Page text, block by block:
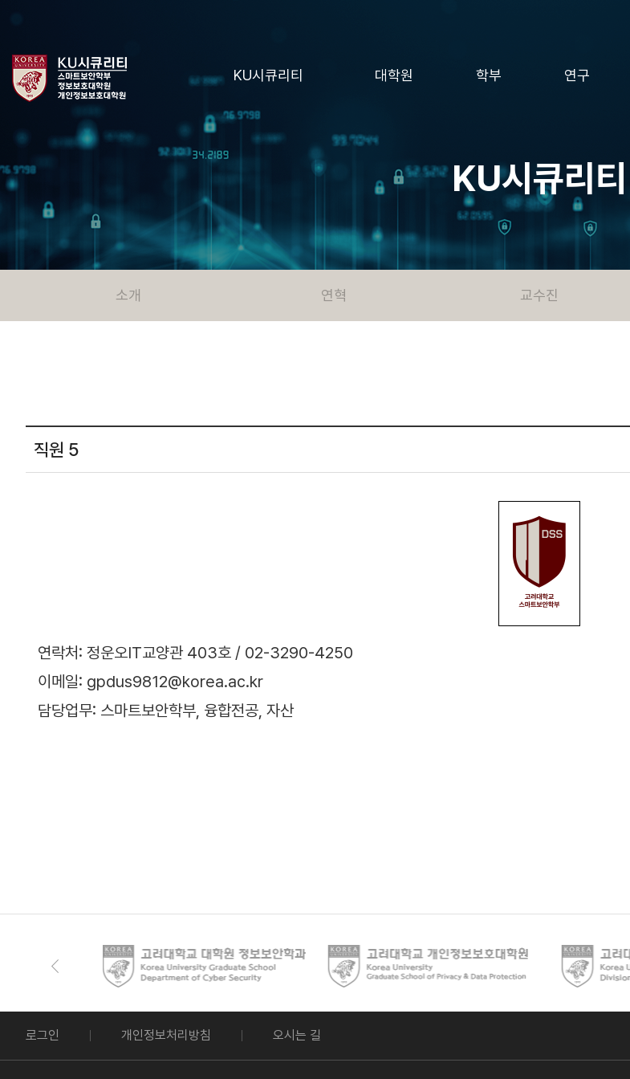
KU시큐리티 대학원 학부 연구
KU시큐리티
소개 연혁 교수진
직원 5
연락처: 정운오IT교양관 403호 / 02-3290-4250
이메일: gpdus9812@korea.ac.kr
담당업무: 스마트보안학부, 융합전공, 자산
로그인 개인정보처리방침 오시는 길